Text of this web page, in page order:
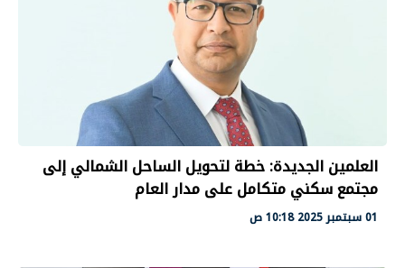
العلمين الجديدة: خطة لتحويل الساحل الشمالي إلى
مجتمع سكني متكامل على مدار العام
01 سبتمبر 2025 10:18 ص